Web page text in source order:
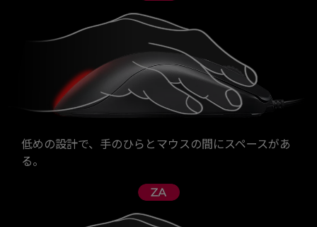
低めの設計で、手のひらとマウスの間にスペースがあ
る。